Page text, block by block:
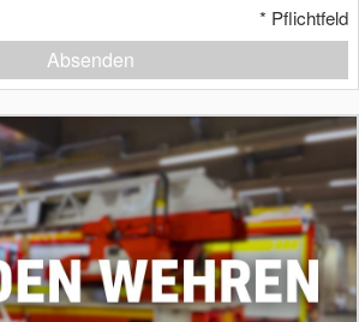
* Pflichtfeld
Absenden